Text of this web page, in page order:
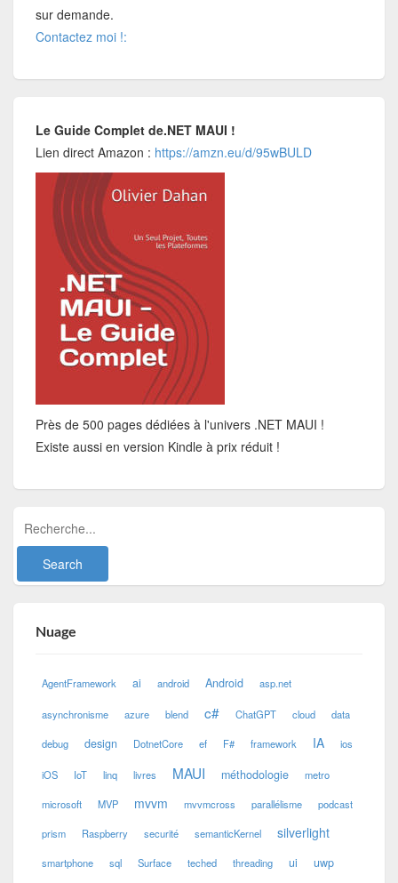
sur demande.
Contactez moi !:
Le Guide Complet de.NET MAUI !
Lien direct Amazon : https://amzn.eu/d/95wBULD
Près de 500 pages dédiées à l'univers .NET MAUI !
Existe aussi en version Kindle à prix réduit !
Nuage
AgentFramework ai android Android asp.net
asynchronisme azure blend c# ChatGPT cloud data
debug design DotnetCore ef F# framework IA ios
iOS IoT linq livres MAUI méthodologie metro
microsoft MVP mvvm mvvmcross parallélisme podcast
prism Raspberry securité semanticKernel silverlight
smartphone sql Surface teched threading ui uwp